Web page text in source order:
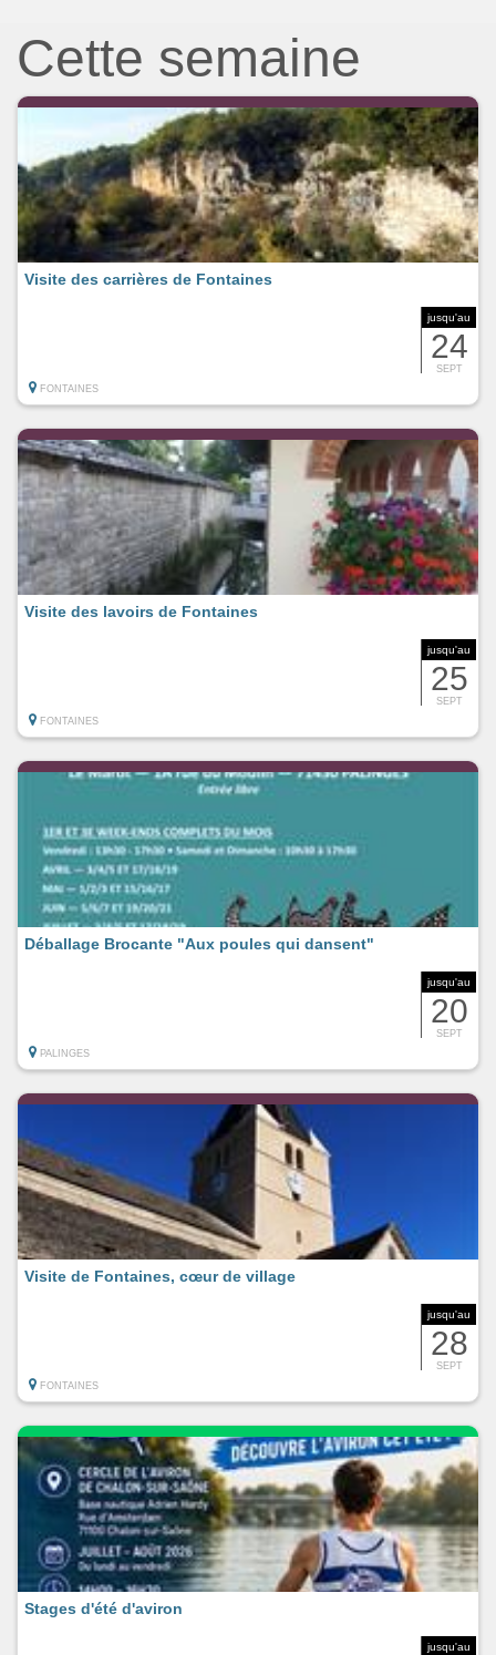
Cette semaine
jusqu'au
24
SEPT
Visite des carrières de Fontaines
FONTAINES
jusqu'au
25
SEPT
Visite des lavoirs de Fontaines
FONTAINES
jusqu'au
20
SEPT
Déballage Brocante "Aux poules qui dansent"
PALINGES
jusqu'au
28
SEPT
Visite de Fontaines, cœur de village
FONTAINES
jusqu'au
Stages d'été d'aviron